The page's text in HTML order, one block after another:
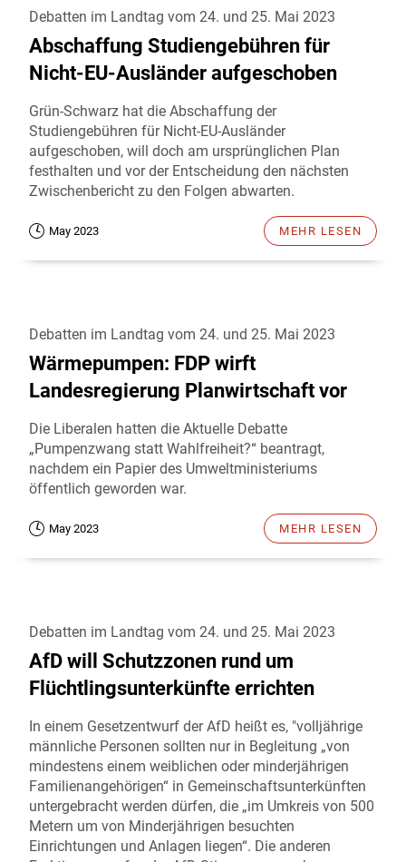
Debatten im Landtag vom 24. und 25. Mai 2023
Abschaffung Studiengebühren für
Nicht-EU-Ausländer aufgeschoben
Grün-Schwarz hat die Abschaffung der
Studiengebühren für Nicht-EU-Ausländer
aufgeschoben, will doch am ursprünglichen Plan
festhalten und vor der Entscheidung den nächsten
Zwischenbericht zu den Folgen abwarten.
May 2023 MEHR LESEN
Debatten im Landtag vom 24. und 25. Mai 2023
Wärmepumpen: FDP wirft
Landesregierung Planwirtschaft vor
Die Liberalen hatten die Aktuelle Debatte
„Pumpenzwang statt Wahlfreiheit?“ beantragt,
nachdem ein Papier des Umweltministeriums
öffentlich geworden war.
May 2023 MEHR LESEN
Debatten im Landtag vom 24. und 25. Mai 2023
AfD will Schutzzonen rund um
Flüchtlingsunterkünfte errichten
In einem Gesetzentwurf der AfD heißt es, "volljährige
männliche Personen sollten nur in Begleitung „von
mindestens einem weiblichen oder minderjährigen
Familienangehörigen“ in Gemeinschaftsunterkünften
untergebracht werden dürfen, die „im Umkreis von 500
Metern um von Minderjährigen besuchten
Einrichtungen und Anlagen liegen“. Die anderen